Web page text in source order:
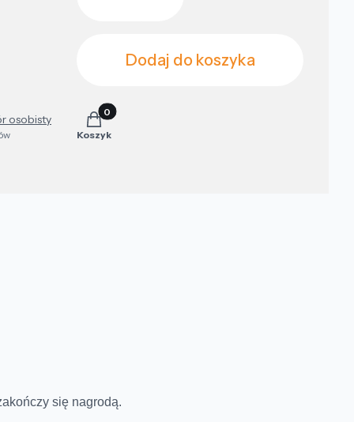
osobisty
Dodaj do koszyka
Produkty w koszyku: 0. Zobacz szczegóły
Koszyk
się nagrodą.